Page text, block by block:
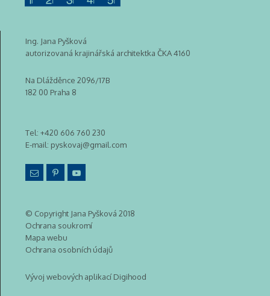
Ing. Jana Pyšková
autorizovaná krajinářská architektka ČKA 4160
Na Dlážděnce 2096/17B
182 00 Praha 8
Tel: +420 606 760 230
E-mail: pyskovaj@gmail.com
© Copyright Jana Pyšková 2018
Ochrana soukromí
Mapa webu
Ochrana osobních údajů
Vývoj webových aplikací Digihood